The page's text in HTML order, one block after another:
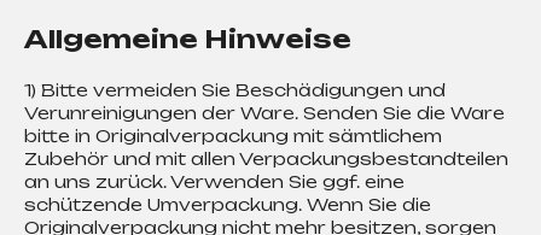
Allgemeine Hinweise
1) Bitte vermeiden Sie Beschädigungen und
Verunreinigungen der Ware. Senden Sie die Ware
bitte in Originalverpackung mit sämtlichem
Zubehör und mit allen Verpackungsbestandteilen
an uns zurück. Verwenden Sie ggf. eine
schützende Umverpackung. Wenn Sie die
Originalverpackung nicht mehr besitzen, sorgen